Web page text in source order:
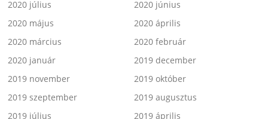
2020 július
2020 június
2020 május
2020 április
2020 március
2020 február
2020 január
2019 december
2019 november
2019 október
2019 szeptember
2019 augusztus
2019 július
2019 április